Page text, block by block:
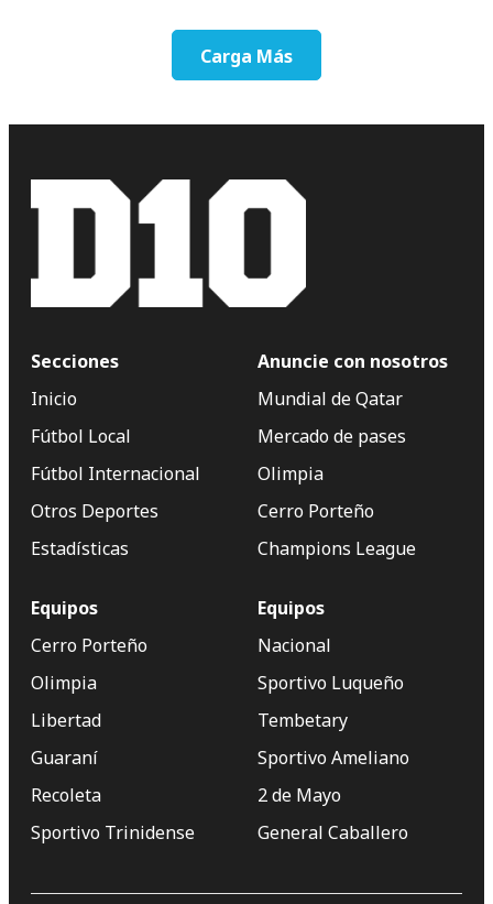
Carga Más
Secciones
Inicio
Fútbol Local
Fútbol Internacional
Otros Deportes
Estadísticas
Anuncie con nosotros
Mundial de Qatar
Mercado de pases
Olimpia
Cerro Porteño
Champions League
Equipos
Cerro Porteño
Olimpia
Libertad
Guaraní
Recoleta
Sportivo Trinidense
Equipos
Nacional
Sportivo Luqueño
Tembetary
Sportivo Ameliano
2 de Mayo
General Caballero